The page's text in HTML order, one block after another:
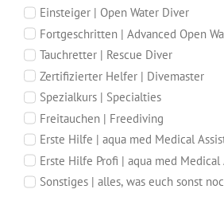
Einsteiger | Open Water Diver
Fortgeschritten | Advanced Open
Tauchretter | Rescue Diver
Zertifizierter Helfer | Divemaster
Spezialkurs | Specialties
Freitauchen | Freediving
Erste Hilfe | aqua med Medical
Erste Hilfe Profi | aqua med Medical
Sonstiges | alles, was euch sonst